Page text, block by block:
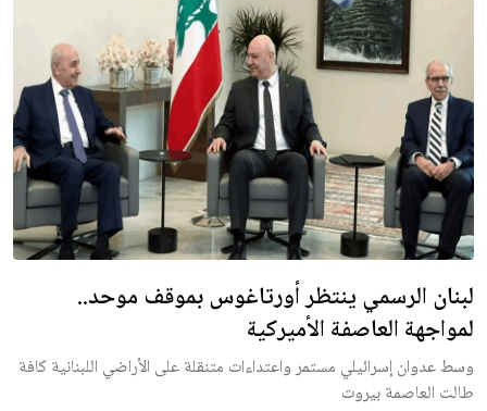
لبنان الرسمي ينتظر أورتاغوس بموقف موحد..
لمواجهة العاصفة الأميركية
وسط عدوان إسرائيلي مستمر واعتداءات متنقلة على الأراضي اللبنانية كافة
طالت العاصمة بيروت